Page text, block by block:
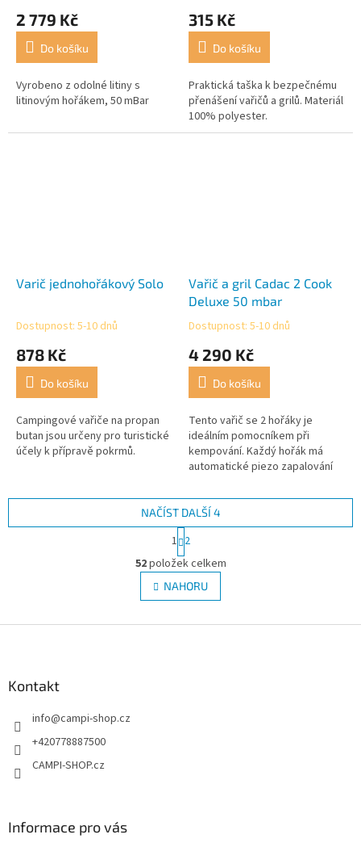
2 779 Kč
Do košíku
Vyrobeno z odolné litiny s
litinovým hořákem, 50 mBar
315 Kč
Do košíku
Praktická taška k bezpečnému
přenášení vařičů a grilů. Materiál
100% polyester.
Varič jednohořákový Solo
Průměrné
produktu
5,0
5
hvězdiček.
Dostupnost: 5-10 dnů
878 Kč
Do košíku
Campingové vařiče na propan
butan jsou určeny pro turistické
účely k přípravě pokrmů.
Vařič a gril Cadac 2 Cook
Deluxe 50 mbar
Průměrné
produktu
4,3
5
hvězdiček.
Dostupnost: 5-10 dnů
4 290 Kč
Do košíku
Tento vařič se 2 hořáky je
ideálním pomocníkem při
kempování. Každý hořák má
automatické piezo zapalování
pro všechny aktivity venku. Gril /
vařič...
O
v
l
á
NAČÍST DALŠÍ 4
S
t
r
á
n
k
v
1 2
52položek celkem
NAHORU
Kontakt
info@campi-shop.cz
+420778887500
CAMPI-SHOP.cz
Informace pro vás